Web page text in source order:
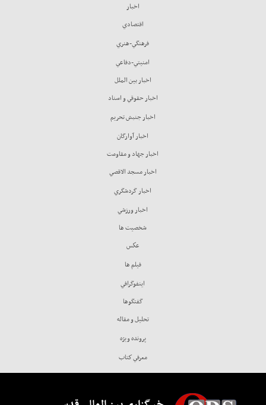
اخبار
اقتصادي
فرهنگي-هنري
امنيتي-دفاعي
اخبار بين الملل
اخبار حقوقي و اسناد
اخبار جنبش تحريم
اخبار آوارگان
اخبار جهاد و مقاومت
اخبار مسجد الاقصي
اخبار گردشگري
اخبار ورزشي
شخصيت ها
عكس
فيلم ها
اينفوگرافي
گفتگوها
تحليل و مقاله
پرونده ويژه
معرفي كتاب